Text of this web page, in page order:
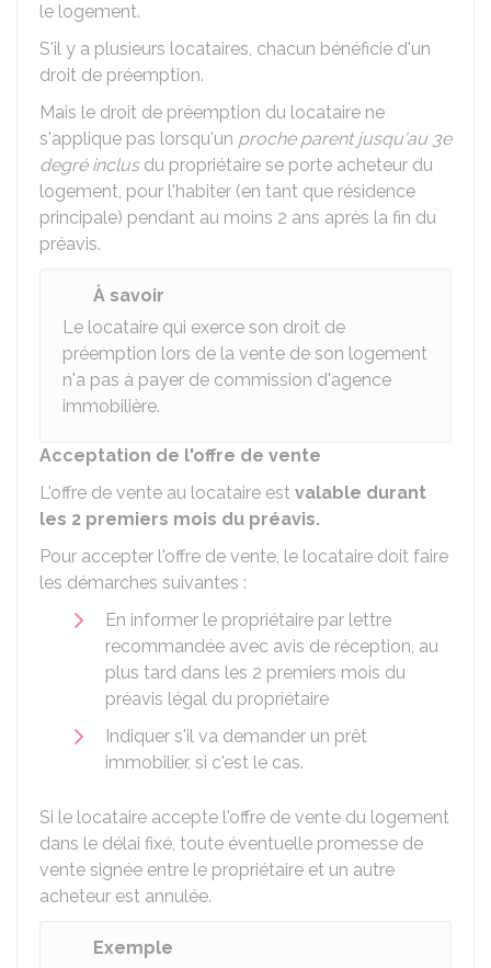
le logement.
S'il y a plusieurs locataires, chacun bénéficie d'un
droit de préemption.
Mais le droit de préemption du locataire ne
s'applique pas lorsqu'un proche parent jusqu'au 3e
degré inclusdu propriétaire se porte acheteur du
logement, pour l'habiter (en tant que résidence
principale) pendant au moins 2 ans après la fin du
préavis.
À savoir
Le locataire qui exerce son droit de
préemption lors de la vente de son logement
n'a pas à payer de commission d'agence
immobilière.
Acceptation de l'offre de vente
L'offre de vente au locataire est valable durant
les 2 premiers mois du préavis.
Pour accepter l'offre de vente, le locataire doit faire
les démarches suivantes :
En informer le propriétaire par lettre
recommandée avec avis de réception, au
plus tard dans les 2 premiers mois du
préavis légal du propriétaire
Indiquer s'il va demander un prêt
immobilier, si c'est le cas.
Si le locataire accepte l'offre de vente du logement
dans le délai fixé, toute éventuelle promesse de
vente signée entre le propriétaire et un autre
acheteur est annulée.
Exemple